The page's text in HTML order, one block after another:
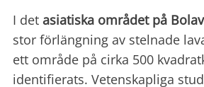
I det asiatiska området på
stor förlängning av stelnade
ett område på cirka 500
identifierats. Vetenskapliga